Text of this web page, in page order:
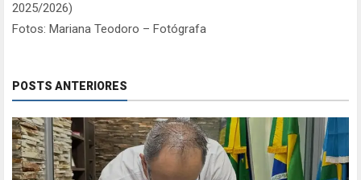
2025/2026)
Fotos: Mariana Teodoro – Fotógrafa
POSTS ANTERIORES